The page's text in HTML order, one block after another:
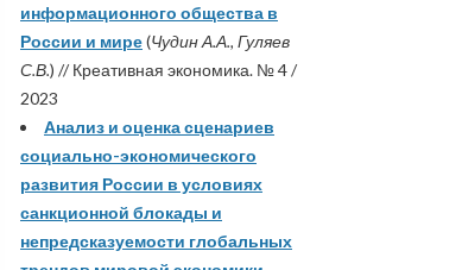
информационного общества в
России и мире(Чудин А.А., Гуляев
С.В.) // Креативная экономика. № 4 /
2023
Анализ и оценка сценариев
социально-экономического
развития России в условиях
санкционной блокады и
непредсказуемости глобальных